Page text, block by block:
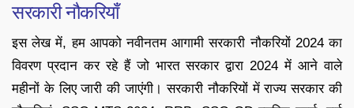
सरकारी नौकरियाँ
इस लेख में, हम आपको नवीनतम आगामी सरकारी नौकरियों 2024 का
विवरण प्रदान कर रहे हैं जो भारत सरकार द्वारा 2024 में आने वाले
महीनों के लिए जारी की जाएंगी। सरकारी नौकरियों में राज्य सरकार की